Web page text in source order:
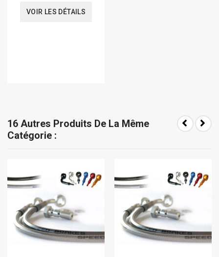
VOIR LES DÉTAILS
16 Autres Produits De La Même
Catégorie :